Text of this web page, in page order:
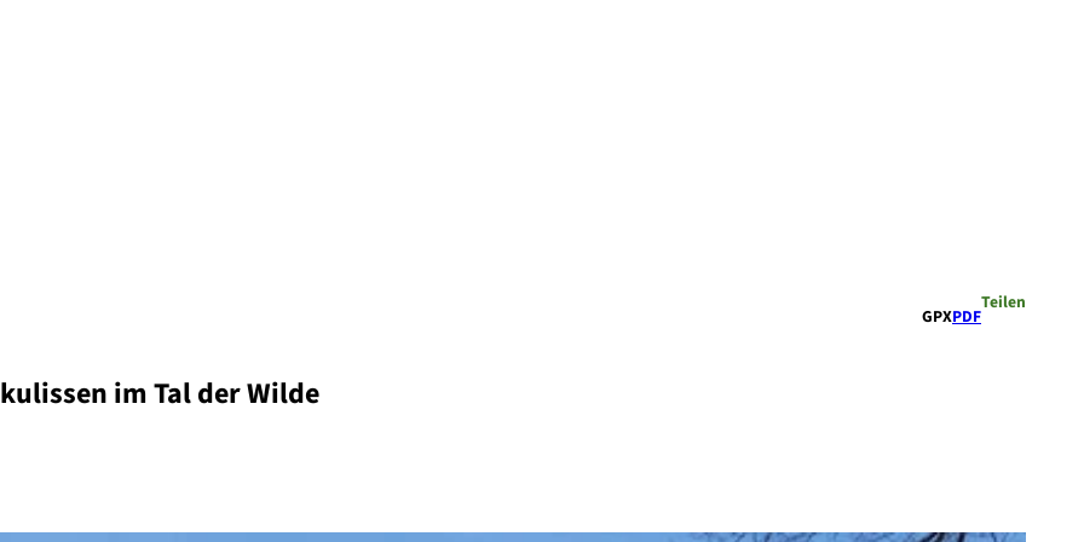
GPXPDF
Teilen
im Tal der Wilde